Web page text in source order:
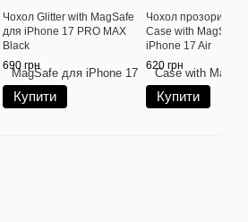
Чохол Glitter with MagSafe
для iPhone 17 PRO MAX
Black
690 грн
Купити
Чохол прозорий
Case with MagSafe
iPhone 17 Air
620 грн
Купити